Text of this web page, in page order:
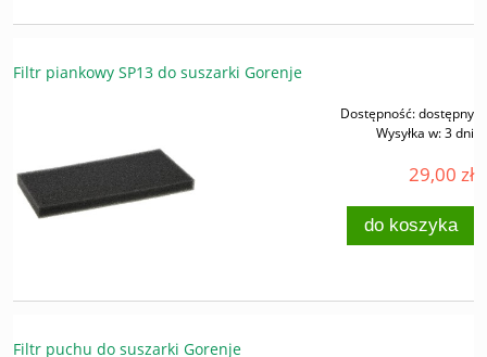
Filtr piankowy SP13 do suszarki Gorenje
Dostępność:dostępny
Wysyłka w:3 dni
29,00 zł
do koszyka
Filtr puchu do suszarki Gorenje